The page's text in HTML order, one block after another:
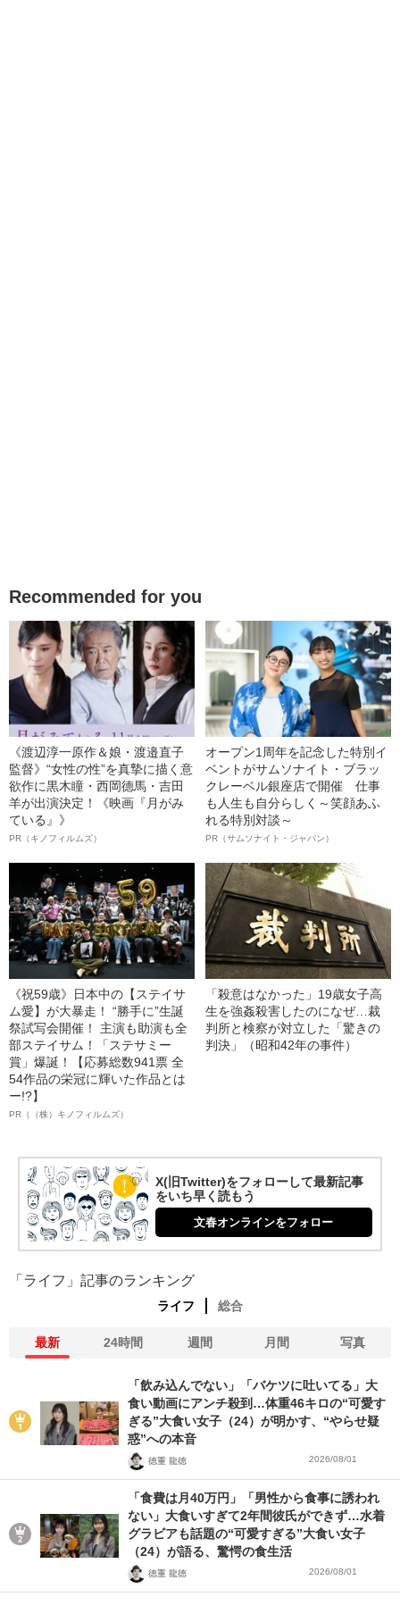
Recommended for you
《渡辺淳一原作＆娘・渡邉直子
監督》“女性の性”を真摯に描く意
欲作に黒木瞳・西岡德馬・吉田
羊が出演決定！《映画『月がみ
ている』》
PR（キノフィルムズ）
オープン1周年を記念した特別イ
ベントがサムソナイト・ブラッ
クレーベル銀座店で開催 仕事
も人生も自分らしく～笑顔あふ
れる特別対談～
PR（サムソナイト・ジャパン）
《祝59歳》日本中の【ステイサ
ム愛】が大暴走！ “勝手に”生誕
祭試写会開催！ 主演も助演も全
部ステイサム！「ステサミー
賞」爆誕！【応募総数941票 全
54作品の栄冠に輝いた作品とは
ー!?】
PR（（株）キノフィルムズ）
「殺意はなかった」19歳女子高
生を強姦殺害したのになぜ…裁
判所と検察が対立した「驚きの
判決」（昭和42年の事件）
X(旧Twitter)をフォローして最新記事
をいち早く読もう
文春オンラインをフォロー
「ライフ」記事のランキング
ライフ 総合
最新 24時間 週間 月間 写真
「飲み込んでない」「バケツに吐いてる」大
食い動画にアンチ殺到…体重46キロの“可愛す
ぎる”大食い女子（24）が明かす、“やらせ疑
惑”への本音
徳重 龍徳 2026/08/01
「食費は月40万円」「男性から食事に誘われ
ない」大食いすぎて2年間彼氏ができず…水着
グラビアも話題の“可愛すぎる”大食い女子
（24）が語る、驚愕の食生活
徳重 龍徳 2026/08/01